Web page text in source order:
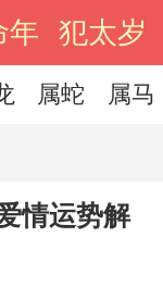
年 犯太岁
属蛇 属马
情运势解